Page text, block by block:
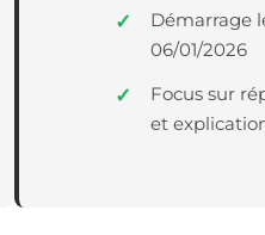
Démarrage
06/01/2026
Focus sur
et